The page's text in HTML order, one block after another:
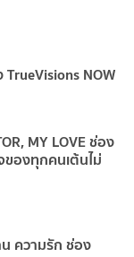
NOW
MY LOVE ช่อง
องทุกคนเต้นไม่
น ความรัก ช่อง